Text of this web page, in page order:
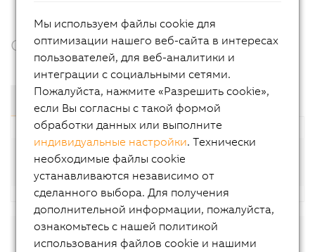
Components & Modules
Компоненты и модули
Standard motors (8MSA-4; available at short
Мы используем файлы cookie для
оптимизации нашего веб-сайта в интересах
пользователей, для веб-аналитики и
интеграции с социальными сетями.
Пожалуйста, нажмите «Разрешить cookie»,
если Вы согласны с такой формой
обработки данных или выполните
индивидуальные настройки. Технически
необходимые файлы cookie
устанавливаются независимо от
сделанного выбора. Для получения
дополнительной информации, пожалуйста,
ознакомьтесь с нашей политикой
использования файлов cookie и нашими